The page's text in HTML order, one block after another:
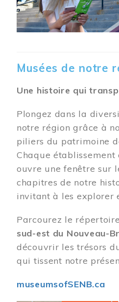
Musées de notre
Une histoire qui
Plongez dans la
notre région grâce à
piliers du patrimoine
Chaque établissement
ouvre une fenêtre sur
chapitres de notre
invitant à les explorer
Parcourez le
sud-est du Nouveau-
découvrir les trésors
qui tissent notre
museumsofSENB.ca